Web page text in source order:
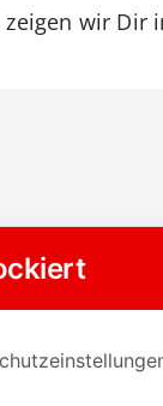
wir Dir